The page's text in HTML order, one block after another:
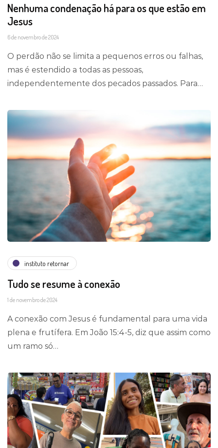
Nenhuma condenação há para os que estão em
Jesus
6 de novembro de 2024
O perdão não se limita a pequenos erros ou falhas,
mas é estendido a todas as pessoas,
independentemente dos pecados passados. Para…
instituto retornar
Tudo se resume à conexão
1 de novembro de 2024
A conexão com Jesus é fundamental para uma vida
plena e frutífera. Em João 15:4-5, diz que assim como
um ramo só…